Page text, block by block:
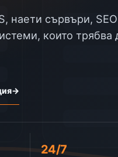
наети сървъри,
които трябва
→
24/7